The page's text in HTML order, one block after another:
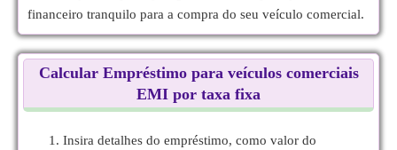
financeiro tranquilo para a compra do seu veículo comercial.
Calcular Empréstimo para veículos comerciais
EMI por taxa fixa
Insira detalhes do empréstimo, como valor do